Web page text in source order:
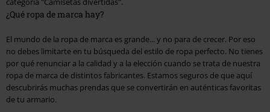
¿Qué ropa de marca hay?
El mundo de la ropa de marca es grande... y no para de crecer. Por eso
no debes limitarte en tu búsqueda del estilo de ropa perfecto. No tienes
por qué renunciar a la calidad y a la elección cuando se trata de nuestra
ropa de marca de distintos fabricantes. Estamos seguros de que aquí
descubrirás muchas prendas que se convertirán en auténticas favoritas
de tu armario.